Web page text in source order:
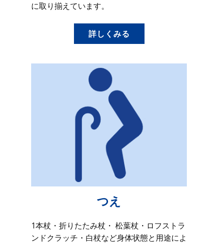
に取り揃えています。
詳しくみる
つえ
1本杖・折りたたみ杖・ 松葉杖・ロフストラ
ンドクラッチ・白杖など身体状態と用途によ